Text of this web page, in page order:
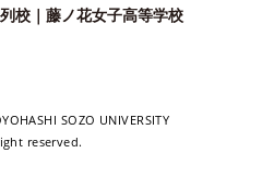
校｜藤ノ花女子高等学校
SOZO UNIVERSITY
reserved.